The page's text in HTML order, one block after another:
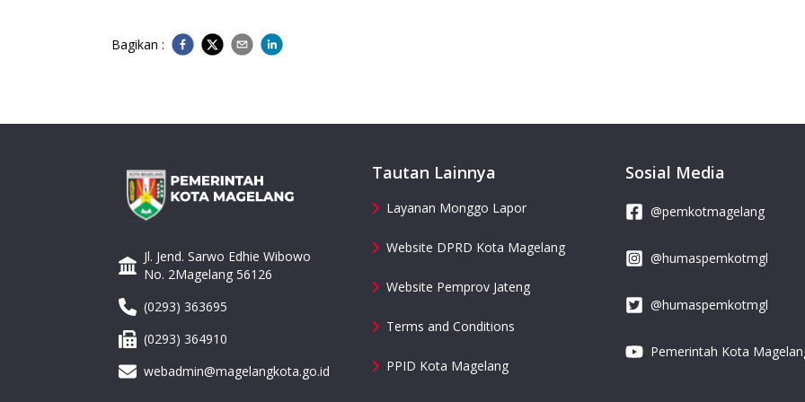
Bagikan :
Jl. Jend. Sarwo Edhie Wibowo
No. 2Magelang 56126
(0293) 363695
(0293) 364910
webadmin@magelangkota.go.id
Tautan Lainnya
Layanan Monggo Lapor
Website DPRD Kota Magelang
Website Pemprov Jateng
Terms and Conditions
PPID Kota Magelang
Sosial Media
@pemkotmagelang
@humaspemkotmgl
@humaspemkotmgl
Pemerintah Kota